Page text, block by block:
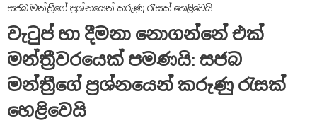
සජබ මන්ත්‍රීගේ ප්‍රශ්නයෙන් කරුණු රැසක් හෙළිවෙයි
වැටුප් හා දීමනා නොගන්නේ එක්
මන්ත්‍රීවරයෙක් පමණයි: සජබ
මන්ත්‍රීගේ ප්‍රශ්නයෙන් කරුණු රැසක්
හෙළිවෙයි